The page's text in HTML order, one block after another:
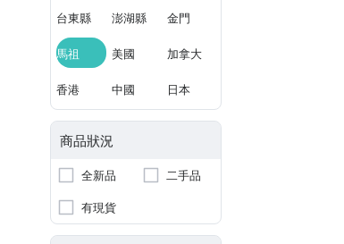
台東縣 澎湖縣 金門
馬祖 美國 加拿大
香港 中國 日本
商品狀況
全新品
二手品
有現貨